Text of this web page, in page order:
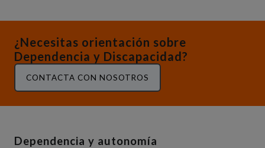
¿Necesitas orientación sobre
Dependencia y Discapacidad?
CONTACTA CON NOSOTROS
Dependencia y autonomía